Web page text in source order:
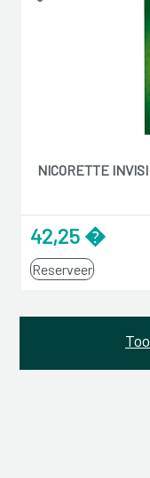
NICORETTE
42,25 �
Reserveer